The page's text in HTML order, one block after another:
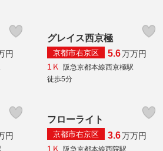
円
グレイス西京極
京都市右京区 5.6万万円
1Ｋ 阪急京都本線西京極駅
徒歩5分
円
フローライト
京都市右京区 3.6万万円
1Ｋ
阪急京都本線西院駅